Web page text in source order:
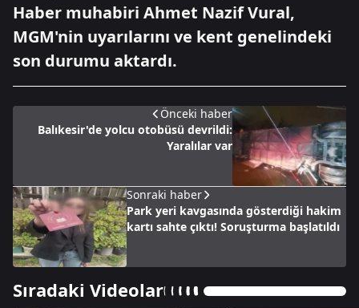
Haber muhabiri Ahmet Nazif Vural,
MGM'nin uyarılarını ve kent genelindeki
son durumu aktardı.
Önceki haber
Balıkesir'de yolcu otobüsü devrildi:
Yaralılar var
Sonraki haber
Park yeri kavgasında gösterdiği hakim
kartı sahte çıktı! Soruşturma başlatıldı
Sıradaki Videolar